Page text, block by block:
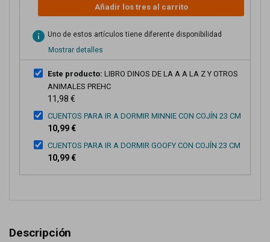
Añadir los tres al carrito
info Uno de estos artículos tiene diferente disponibilidad
Mostrar detalles
Este producto: LIBRO DINOS DE LA A A LA Z Y OTROS
ANIMALES PREHC
11,98 €
CUENTOS PARA IR A DORMIR MINNIE CON COJÍN 23 CM
10,99 €
CUENTOS PARA IR A DORMIR GOOFY CON COJÍN 23 CM
10,99 €
Descripción